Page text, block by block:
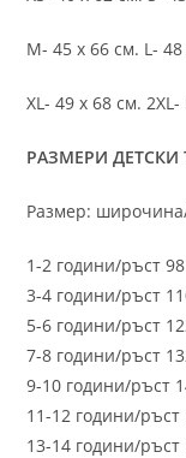
M- 45 х 66 см. L-
XL- 49 х 68 см.
РАЗМЕРИ ДЕТСКИ
Размер:
1-2 години/ръст
3-4 години/ръст
5-6 години/ръст
7-8 години/ръст
9-10 години/ръст
11-12 години/ръст
13-14 години/ръст